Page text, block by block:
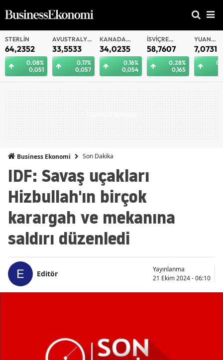
AVUSTRALYA
DOLARI
33,5533
0.17%
0,057
KANADA
DOLARI
34,0235
0.16%
0,054
İSVIÇRE
FRANKI
58,7607
0.28%
0,165
YUAN
OFFSHORE
7,0731
0.26%
0,018
YUAN
7,0721
Business Ekonomi Son Dakika
IDF: Savaş uçakları
Hizbullah'ın birçok
karargah ve mekanına
saldırı düzenledi
Editör
Yayınlanma
21 Ekim 2024 - 06:10